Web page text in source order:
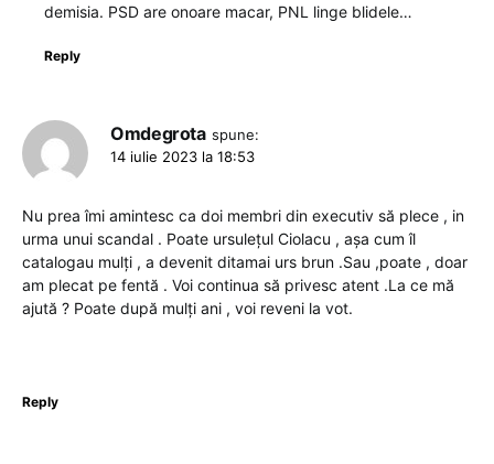
demisia. PSD are onoare macar, PNL linge blidele…
Reply
Omdegrota spune:
14 iulie 2023 la 18:53
Nu prea îmi amintesc ca doi membri din executiv să plece , in
urma unui scandal . Poate ursulețul Ciolacu , așa cum îl
catalogau mulți , a devenit ditamai urs brun .Sau ,poate , doar
am plecat pe fentă . Voi continua să privesc atent .La ce mă
ajută ? Poate după mulți ani , voi reveni la vot.
Reply